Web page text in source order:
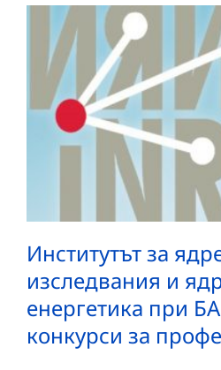
Институтът за
изследвания и
енергетика при
конкурси за